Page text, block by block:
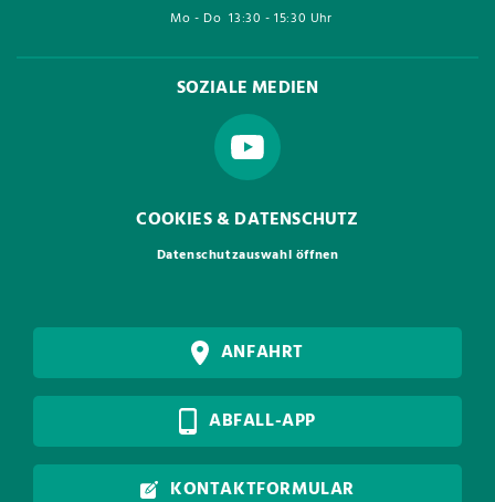
Mo - Do 13:30 - 15:30 Uhr
SOZIALE MEDIEN
COOKIES & DATENSCHUTZ
Datenschutzauswahl öffnen
ANFAHRT
ABFALL-APP
KONTAKTFORMULAR